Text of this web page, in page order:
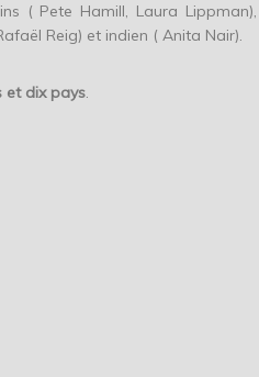
( Pete Hamill, Laura Lippman),
Reig) et indien ( Anita Nair).
et dix pays.